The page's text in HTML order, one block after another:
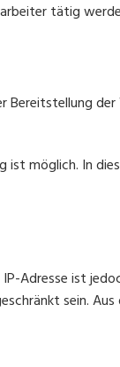
tätig
Bereitstellung
ist möglich. In
Adresse ist
sein. Aus